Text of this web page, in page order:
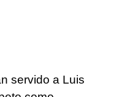
servido a Luis